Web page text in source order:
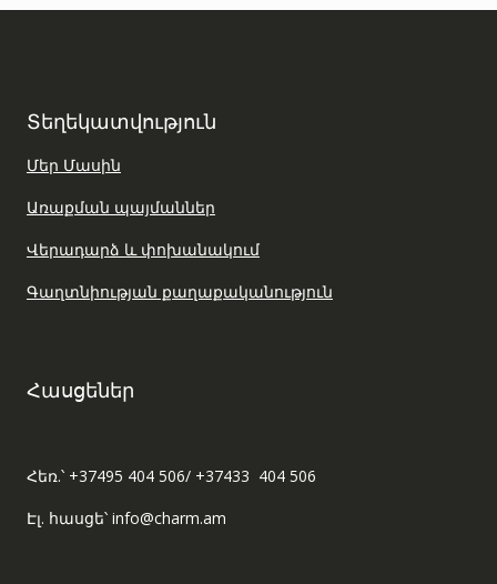
Տեղեկատվություն
Մեր Մասին
Առաքման պայմաններ
Վերադարձ և փոխանակում
Գաղտնիության քաղաքականություն
Հասցեներ
Հեռ.՝ +37495 404 506/ +37433 404 506
Էլ. հասցե՝ info@charm.am